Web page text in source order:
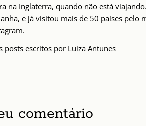
na Inglaterra, quando não está
e já visitou mais de 50 países pelo
.
posts escritos por Luiza Antunes
comentário